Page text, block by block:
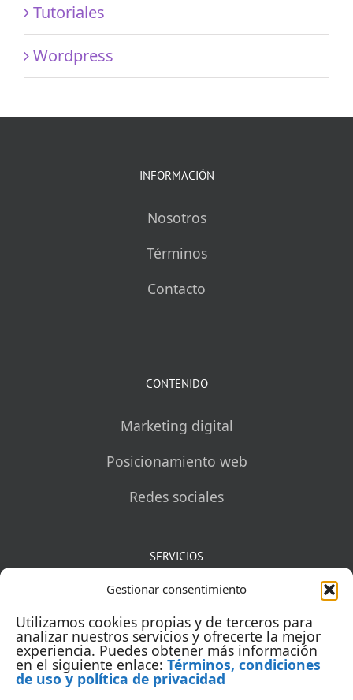
Gestionar consentimiento
Utilizamos cookies propias y de terceros para
analizar nuestros servicios y ofrecerte la mejor
experiencia. Puedes obtener más información
en el siguiente enlace: Términos, condiciones
de uso y política de privacidad
Tutoriales
Wordpress
INFORMACIÓN
Nosotros
Términos
Contacto
CONTENIDO
Marketing digital
Posicionamiento web
Redes sociales
SERVICIOS
Mentorías
Auditorías
Capacitación